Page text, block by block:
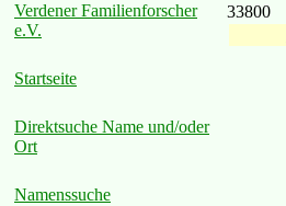
Verdener Familienforscher
e.V.
Startseite
Direktsuche Name und/oder
Ort
Namenssuche
33800